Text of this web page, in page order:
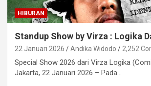
HIBURAN
Standup Show by Virza : Logika
22 Januari 2026 Andika Widodo 2,252
Special Show 2026 dari Virza Logika
Jakarta, 22 Januari 2026 – Pada…